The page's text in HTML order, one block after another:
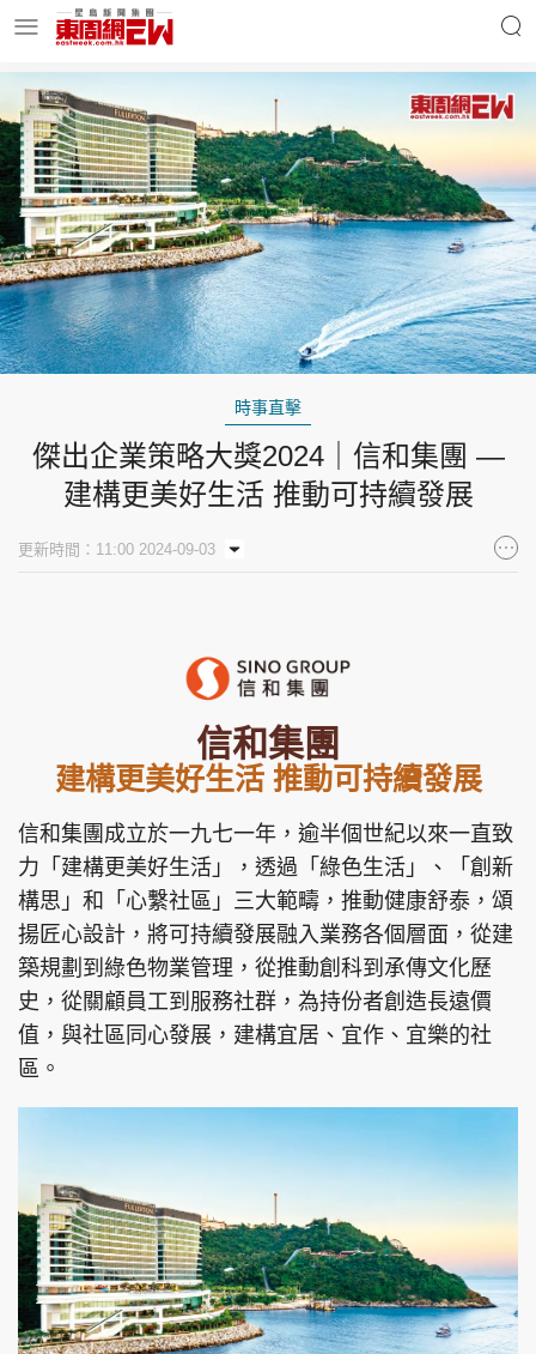
明星名人
東周Ladies 優享生活
東周食玩通 會員活動
玄學靈異 東周專欄
cazbuyer
PCM 電腦廣場 星島頭條 星島日報
頭條日報 星島環球 The Standard
頭條搵工 EDUPLUS
關於我們
聯絡我們
使用條款
版權及免責聲明
時事直擊
傑出企業策略大獎2024｜信和集團 —
建構更美好生活 推動可持續發展
更新時間：11:00 2024-09-03
信和集團
建構更美好生活 推動可持續發展
信和集團成立於一九七一年，逾半個世紀以來一直致
力「建構更美好生活」，透過「綠色生活」、「創新
構思」和「心繫社區」三大範疇，推動健康舒泰，頌
揚匠心設計，將可持續發展融入業務各個層面，從建
築規劃到綠色物業管理，從推動創科到承傳文化歷
史，從關顧員工到服務社群，為持份者創造長遠價
值，與社區同心發展，建構宜居、宜作、宜樂的社
區。